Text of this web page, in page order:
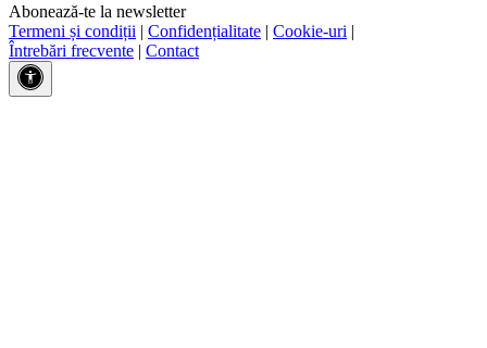
Abonează-te la newsletter
Termeni și condiții | Confidențialitate | Cookie-uri |
Întrebări frecvente | Contact